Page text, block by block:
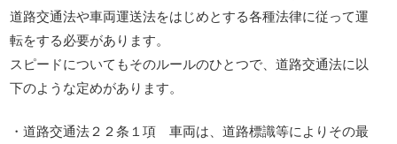
道路交通法や車両運送法をはじめとする各種法律に従って運
転をする必要があります。
スピードについてもそのルールのひとつで、道路交通法に以
下のような定めがあります。
・道路交通法２２条１項 車両は、道路標識等によりその最